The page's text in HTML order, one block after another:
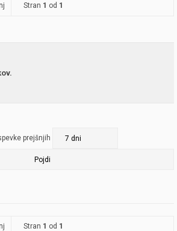
Stran 1 od 1
prejšnjih
Stran 1 od 1